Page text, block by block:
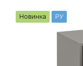
Новинка РУ